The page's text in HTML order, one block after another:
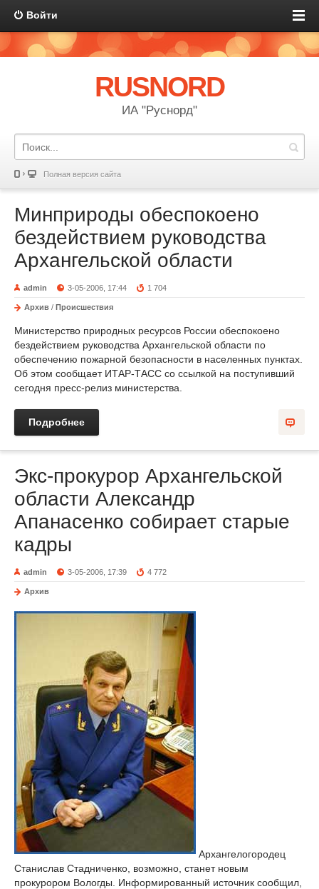
Войти
RUSNORD
ИА "Руснорд"
Полная версия сайта
Минприроды обеспокоено
бездействием руководства
Архангельской области
admin 3-05-2006, 17:44 1 704
Архив / Происшествия
Министерство природных ресурсов России обеспокоено
бездействием руководства Архангельской области по
обеспечению пожарной безопасности в населенных пунктах.
Об этом сообщает ИТАР-ТАСС со ссылкой на поступивший
сегодня пресс-релиз министерства.
Подробнее
Экс-прокурор Архангельской
области Александр
Апанасенко собирает старые
кадры
admin 3-05-2006, 17:39 4 772
Архив
Архангелогородец
Станислав Стадниченко, возможно, станет новым
прокурором Вологды. Информированный источник сообщил,